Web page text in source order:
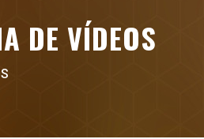
DE VÍDEOS